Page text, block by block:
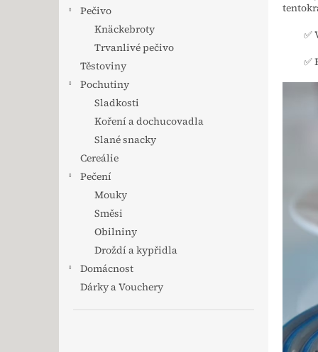
Pečivo
Knäckebroty
Trvanlivé pečivo
Těstoviny
Pochutiny
Sladkosti
Koření a dochucovadla
Slané snacky
Cereálie
Pečení
Mouky
Směsi
Obilniny
Droždí a kypřidla
Domácnost
Dárky a Vouchery
✅
✅